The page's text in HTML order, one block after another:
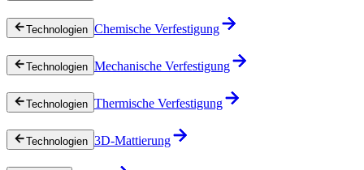
Technologien Chemische Verfestigung
Technologien Mechanische Verfestigung
Technologien Thermische Verfestigung
Technologien 3D-Mattierung